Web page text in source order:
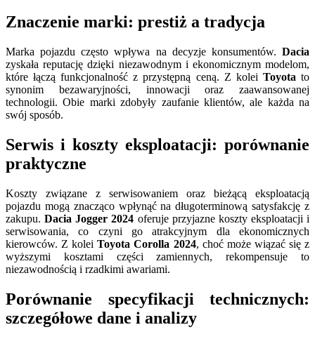
Znaczenie marki: prestiż a tradycja
Marka pojazdu często wpływa na decyzje konsumentów. Dacia
zyskała reputację dzięki niezawodnym i ekonomicznym modelom,
które łączą funkcjonalność z przystępną ceną. Z kolei Toyota to
synonim bezawaryjności, innowacji oraz zaawansowanej
technologii. Obie marki zdobyły zaufanie klientów, ale każda na
swój sposób.
Serwis i koszty eksploatacji: porównanie
praktyczne
Koszty związane z serwisowaniem oraz bieżącą eksploatacją
pojazdu mogą znacząco wpłynąć na długoterminową satysfakcję z
zakupu.Dacia Jogger 2024 oferuje przyjazne koszty eksploatacji i
serwisowania, co czyni go atrakcyjnym dla ekonomicznych
kierowców. Z koleiToyota Corolla 2024, choć może wiązać się z
wyższymi kosztami części zamiennych, rekompensuje to
niezawodnością i rzadkimi awariami.
Porównanie specyfikacji technicznych:
szczegółowe dane i analizy